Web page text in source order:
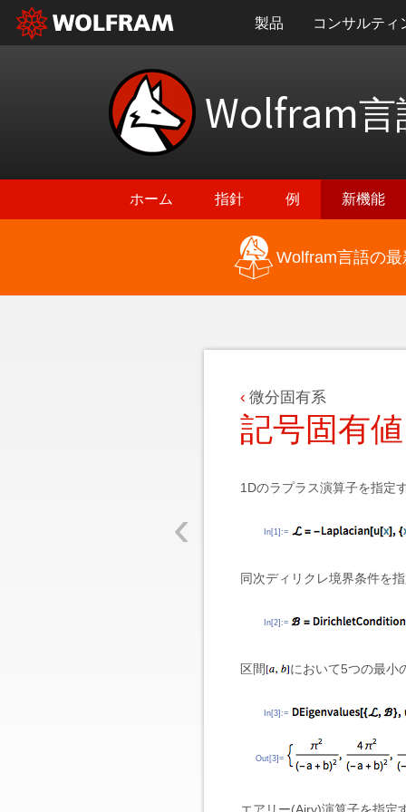
製品 コンサルティ
Wolfram言
ホーム 指針 例 新機能
Wolfram言語の
‹
微分固有系
記号固有
1Dのラプラス演算子を指定
In[1]:=
同次ディリクレ境界条件を
In[2]:=
区間 において5つの最小
In[3]:=
Out[3]=